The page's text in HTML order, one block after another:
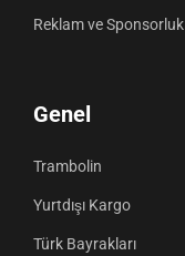
Reklam ve Sponsorluk
Genel
Trambolin
Yurtdışı Kargo
Türk Bayrakları